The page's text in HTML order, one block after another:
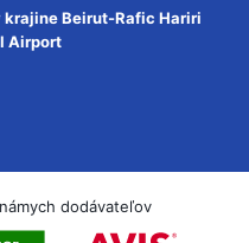
Beirut-Rafic Hariri
Airport
dodávateľov